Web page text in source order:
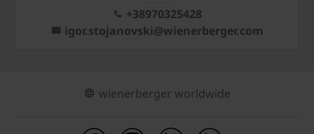
+38970325428
igor.stojanovski@wienerberger.com
wienerberger worldwide